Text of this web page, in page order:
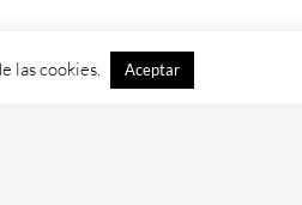
las cookies. Aceptar